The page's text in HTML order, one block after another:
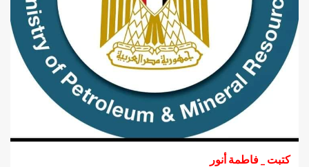
كتبت _ فاطمة أنور